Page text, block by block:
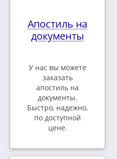
Апостиль на
документы
У нас вы можете
заказать
апостиль на
документы.
Быстро, надежно,
по доступной
цене.